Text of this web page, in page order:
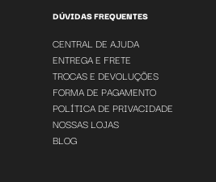
DÚVIDAS FREQUENTES
CENTRAL DE AJUDA
ENTREGA E FRETE
TROCAS E DEVOLUÇÕES
FORMA DE PAGAMENTO
POLÍTICA DE PRIVACIDADE
NOSSAS LOJAS
BLOG